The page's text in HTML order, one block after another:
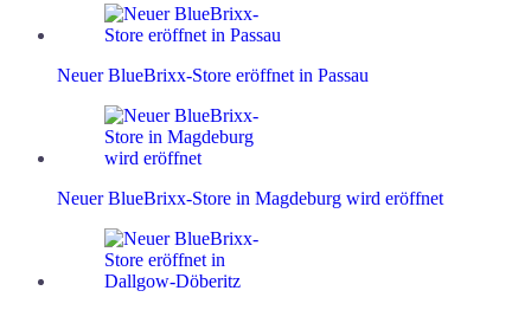
Neuer BlueBrixx-Store eröffnet in Passau
Neuer BlueBrixx-Store in Magdeburg wird eröffnet